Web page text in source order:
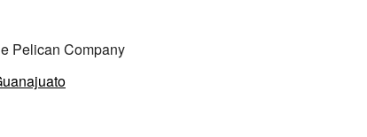
Pelican Company